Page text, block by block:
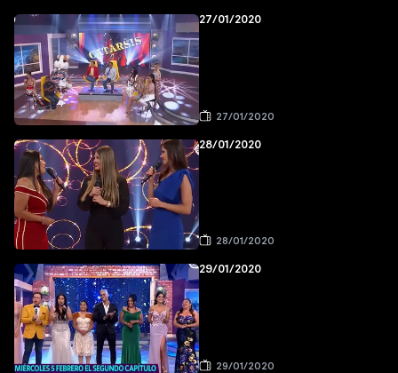
27/01/2020
27/01/2020
28/01/2020
28/01/2020
29/01/2020
29/01/2020